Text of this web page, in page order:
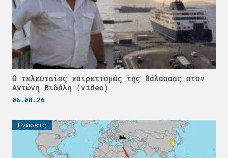
Ο τελευταίος χαιρετισμός της θάλασσας στον
Αντώνη Βιδάλη (video)
06.08.26
Γνώσεις